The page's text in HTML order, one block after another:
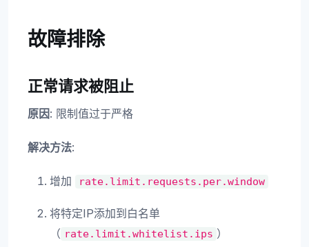
故障排除
正常请求被阻止
原因: 限制值过于严格
解决方法:
增加 rate.limit.requests.per.window
将特定IP添加到白名单
（ rate.limit.whitelist.ips ）